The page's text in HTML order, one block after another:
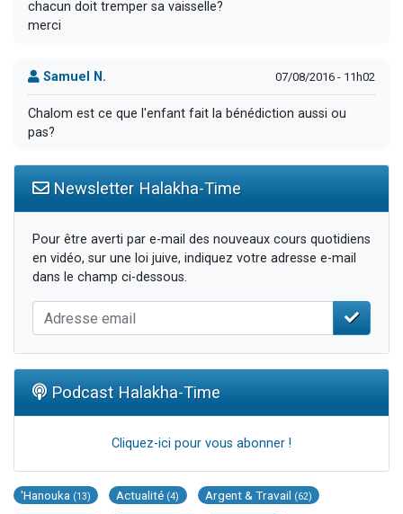
chacun doit tremper sa vaisselle?
merci
Samuel N. 07/08/2016 - 11h02
Chalom est ce que l'enfant fait la bénédiction aussi ou
pas?
Newsletter Halakha-Time
Pour être averti par e-mail des nouveaux cours quotidiens
en vidéo, sur une loi juive, indiquez votre adresse e-mail
dans le champ ci-dessous.
Podcast Halakha-Time
Cliquez-ici pour vous abonner !
'Hanouka (13) Actualité (4) Argent & Travail (62)